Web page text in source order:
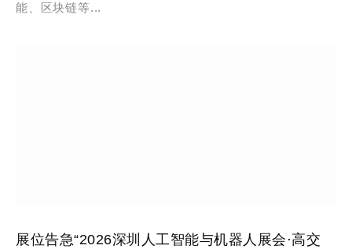
能、区块链等...
展位告急“2026深圳人工智能与机器人展会·高交